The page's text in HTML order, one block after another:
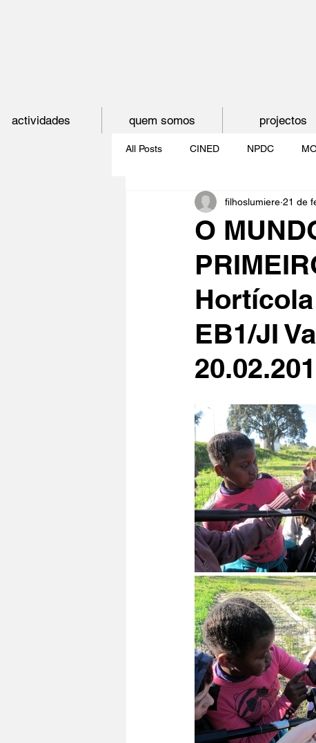
All Posts CINED NPDC
O CINEMA, CEM ANOS DE
CINECLUBE DAS GAIVOTAS O
O
EB1/JI
filhoslumiere 21 de
actividades quem somos projectos